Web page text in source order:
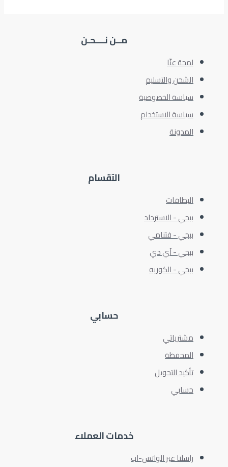
مــن نــــحـن
لمحة عنّا
الشحن والتسليم
سياسة الخصوصية
سياسة الاستخدام
المدونة
الآقسام
البطاقات
ببجي - الاسترداد
ببجي - فتنامي
ببجي - آي دي
ببجي - الكوريه
حسابي
مشترياتي
المحفظة
تأكيد التحويل
حسابي
خدمات العملاء
راسلنا عبر الواتس-اب